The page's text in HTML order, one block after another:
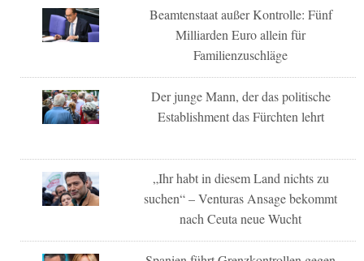
Beamtenstaat außer Kontrolle: Fünf
Milliarden Euro allein für
Familienzuschläge
Der junge Mann, der das politische
Establishment das Fürchten lehrt
„Ihr habt in diesem Land nichts zu
suchen“ – Venturas Ansage bekommt
nach Ceuta neue Wucht